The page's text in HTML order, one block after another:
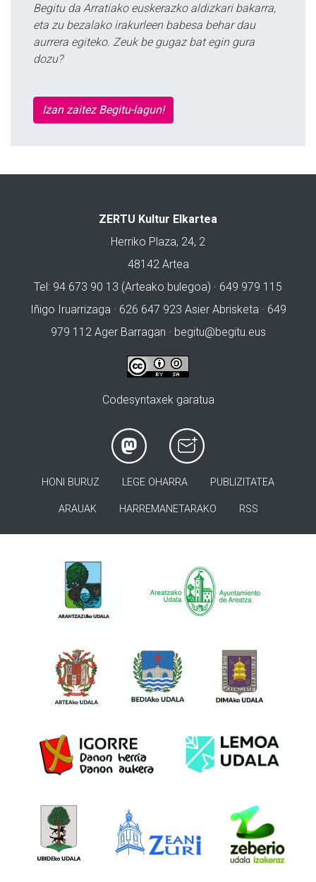
Begitu da Arratiako euskerazko aldizkari bakarra,
eta zu bezalako irakurleen babesa behar dau
aurrera egiteko. Zeuk be gugaz bat egin gura
dozu?
Izan zaitez Begitu-lagun!
ZERTU Kultur Elkartea
Herriko Plaza, 24, 2
48142 Artea
Tel: 94 673 90 13 (Arteako bulegoa) · 649 979 115
Iñigo Iruarrizaga · 626 647 923 Asier Abrisketa · 649
979 112 Ager Barragan · begitu@begitu.eus
Codesyntaxek garatua
HONI BURUZ LEGE OHARRA PUBLIZITATEA
ARAUAK HARREMANETARAKO RSS